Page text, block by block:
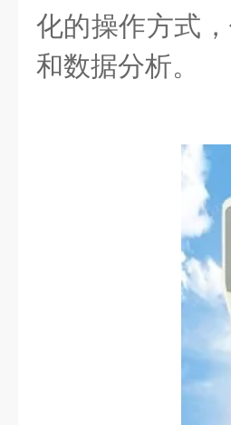
化的操作方式
和数据分析。